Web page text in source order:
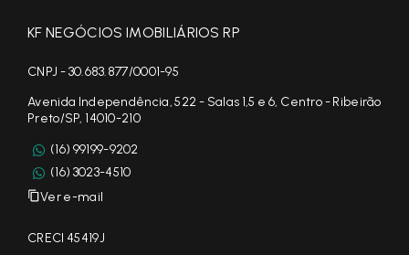
KF NEGÓCIOS IMOBILIÁRIOS RP
CNPJ - 30.683.877/0001-95
Avenida Independência, 522 - Salas 1,5 e 6, Centro - Ribeirão
Preto/SP, 14010-210
(16) 99199-9202
(16) 3023-4510
Ver e-mail
CRECI 45419J